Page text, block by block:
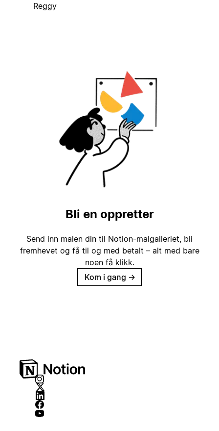
Reggy
Bli en oppretter
Send inn malen din til Notion-malgalleriet, bli
fremhevet og få til og med betalt – alt med bare
noen få klikk.
Kom i gang →